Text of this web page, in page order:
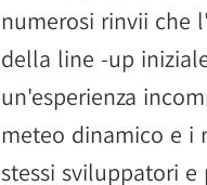
numerosi rinvii che
della line -up
un'esperienza
meteo dinamico e i
stessi sviluppatori e